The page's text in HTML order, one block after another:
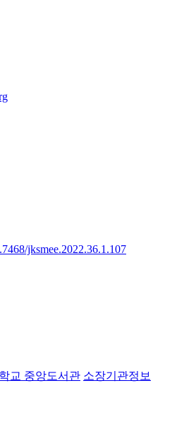
jksmee.2022.36.1.107
교 중앙도서관 소장기관정보